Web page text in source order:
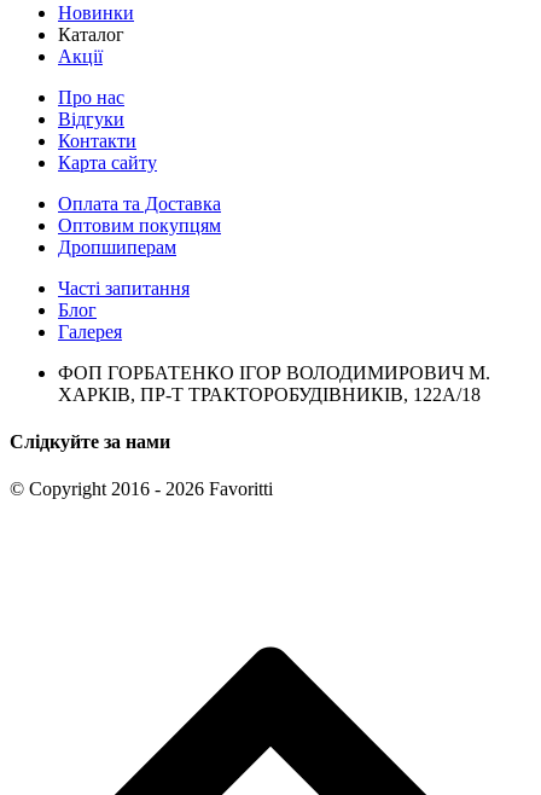
Новинки
Каталог
Акції
Про нас
Відгуки
Контакти
Карта сайту
Оплата та Доставка
Оптовим покупцям
Дропшиперам
Часті запитання
Блог
Галерея
ФОП ГОРБАТЕНКО ІГОР ВОЛОДИМИРОВИЧ М.
ХАРКІВ, ПР-Т ТРАКТОРОБУДІВНИКІВ, 122А/18
Слідкуйте за нами
© Copyright 2016 - 2026 Favoritti